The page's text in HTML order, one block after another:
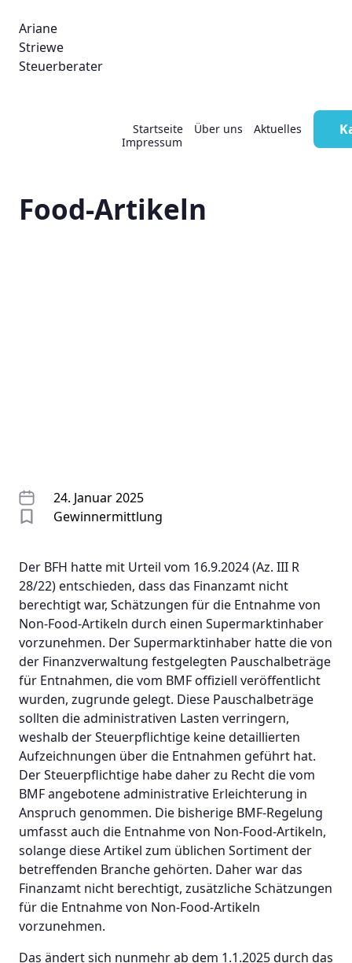
Ariane
Striewe
Steuerberater
Startseite Über uns Aktuelles
Impressum
Aufzeichnungspflicht:
Food-Artikeln
24. Januar 2025
Gewinnermittlung
Der BFH hatte mit Urteil vom 16.9.2024 (Az. III R
28/22) entschieden, dass das Finanzamt nicht
berechtigt war, Schätzungen für die Entnahme von
Non-Food-Artikeln durch einen Supermarktinhaber
vorzunehmen. Der Supermarktinhaber hatte die von
der Finanzverwaltung festgelegten Pauschalbeträge
für Entnahmen, die vom BMF offiziell veröffentlicht
wurden, zugrunde gelegt. Diese Pauschalbeträge
sollten die administrativen Lasten verringern,
weshalb der Steuerpflichtige keine detaillierten
Aufzeichnungen über die Entnahmen geführt hat.
Der Steuerpflichtige habe daher zu Recht die vom
BMF angebotene administrative Erleichterung in
Anspruch genommen. Die bisherige BMF-Regelung
umfasst auch die Entnahme von Non-Food-Artikeln,
solange diese Artikel zum üblichen Sortiment der
betreffenden Branche gehörten. Daher war das
Finanzamt nicht berechtigt, zusätzliche Schätzungen
für die Entnahme von Non-Food-Artikeln
vorzunehmen.
Das ändert sich nunmehr ab dem 1.1.2025 durch das